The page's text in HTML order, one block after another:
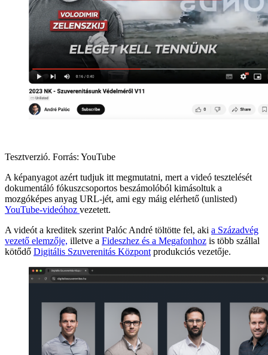
Tesztverzió. Forrás: YouTube
A képanyagot azért tudjuk itt megmutatni, mert a videó tesztelését
dokumentáló fókuszcsoportos beszámolóból kimásoltuk a
mozgóképes anyag URL-jét, ami egy máig elérhető (unlisted)
YouTube-videóhoz vezetett.
A videót a kreditek szerint Palóc André töltötte fel, aki a Századvég
vezető elemzője, illetve a Fideszhez és a Megafonhoz is több szállal
kötődő Digitális Szuverenitás Központprodukciós vezetője.